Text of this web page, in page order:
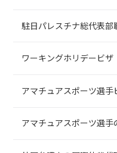
駐日パレスチナ総代表
ワーキングホリデービザ
アマチュアスポーツ選手
アマチュアスポーツ選手